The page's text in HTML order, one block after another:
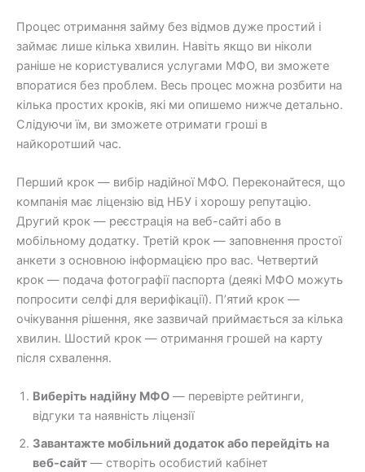
Процес отримання займу без відмов дуже простий і
займає лише кілька хвилин. Навіть якщо ви ніколи
раніше не користувалися услугами МФО, ви зможете
впоратися без проблем. Весь процес можна розбити на
кілька простих кроків, які ми опишемо нижче детально.
Слідуючи їм, ви зможете отримати гроші в
найкоротший час.
Перший крок — вибір надійної МФО. Переконайтеся, що
компанія має ліцензію від НБУ і хорошу репутацію.
Другий крок — реєстрація на веб-сайті або в
мобільному додатку. Третій крок — заповнення простої
анкети з основною інформацією про вас. Четвертий
крок — подача фотографії паспорта (деякі МФО можуть
попросити селфі для верифікації). П’ятий крок —
очікування рішення, яке зазвичай приймається за кілька
хвилин. Шостий крок — отримання грошей на карту
після схвалення.
Виберіть надійну МФО — перевірте рейтинги,
відгуки та наявність ліцензії
Завантажте мобільний додаток або перейдіть на
веб-сайт — створіть особистий кабінет